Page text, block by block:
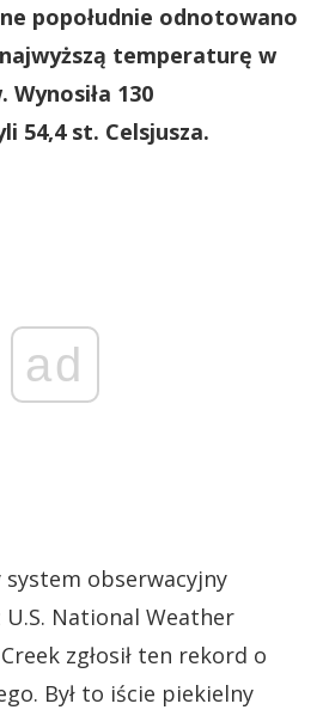
popołudnie odnotowano
temperaturę w
130
54,4 st. Celsjusza.
ad
obserwacyjny
National Weather
zgłosił ten rekord o
Był to iście piekielny